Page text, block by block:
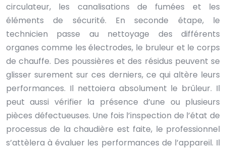
circulateur, les canalisations de fumées et les
éléments de sécurité. En seconde étape, le
technicien passe au nettoyage des différents
organes comme les électrodes, le bruleur et le corps
de chauffe. Des poussières et des résidus peuvent se
glisser surement sur ces derniers, ce qui altère leurs
performances. Il nettoiera absolument le brûleur. Il
peut aussi vérifier la présence d’une ou plusieurs
pièces défectueuses. Une fois l’inspection de l’état de
processus de la chaudière est faite, le professionnel
s’attèlera à évaluer les performances de l’appareil. Il